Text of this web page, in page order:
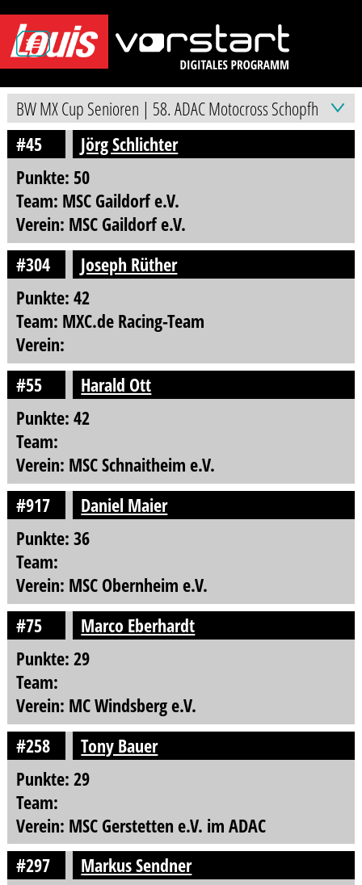
#45
Jörg Schlichter
Punkte: 50
Team: MSC Gaildorf e.V.
Verein: MSC Gaildorf e.V.
#304
Joseph Rüther
Punkte: 42
Team: MXC.de Racing-Team
Verein:
#55
Harald Ott
Punkte: 42
Team:
Verein: MSC Schnaitheim e.V.
#917
Daniel Maier
Punkte: 36
Team:
Verein: MSC Obernheim e.V.
#75
Marco Eberhardt
Punkte: 29
Team:
Verein: MC Windsberg e.V.
#258
Tony Bauer
Punkte: 29
Team:
Verein: MSC Gerstetten e.V. im ADAC
#297
Markus Sendner